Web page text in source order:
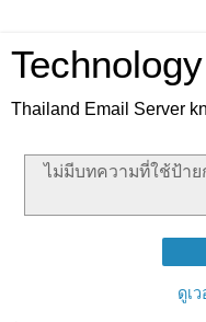
Thailand Email Server
ไม่มีบทความที่ใช้ป้าย
ดูเ